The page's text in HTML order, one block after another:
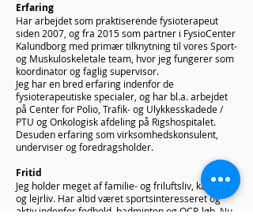
Erfaring
Har arbejdet som praktiserende fysioterapeut
siden 2007, og fra 2015 som partner i FysioCenter
Kalundborg med primær tilknytning til vores Sport-
og Muskuloskeletale team, hvor jeg fungerer som
koordinator og faglig supervisor.
Jeg har en bred erfaring indenfor de
fysioterapeutiske specialer, og har bl.a. arbejdet
på Center for Polio, Trafik- og Ulykkesskadede /
PTU og Onkologisk afdeling på Rigshospitalet.
Desuden erfaring som virksomhedskonsulent,
underviser og foredragsholder.
Fritid
Jeg holder meget af familie- og friluftsliv, kanoture
og lejrliv. Har altid været sportsinteresseret og
aktiv indenfor fodbold, badminton og OCR-løb. Nu